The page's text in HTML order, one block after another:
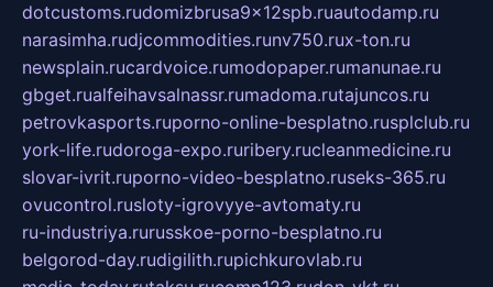
dotcustoms.rudomizbrusa9x12spb.ruautodamp.ru
narasimha.rudjcommodities.runv750.rux-ton.ru
newsplain.rucardvoice.rumodopaper.rumanunae.ru
gbget.rualfeihavsalnassr.rumadoma.rutajuncos.ru
petrovkasports.ruporno-online-besplatno.rusplclub.ru
york-life.rudoroga-expo.ruribery.rucleanmedicine.ru
slovar-ivrit.ruporno-video-besplatno.ruseks-365.ru
ovucontrol.rusloty-igrovyye-avtomaty.ru
ru-industriya.rurusskoe-porno-besplatno.ru
belgorod-day.rudigilith.rupichkurovlab.ru